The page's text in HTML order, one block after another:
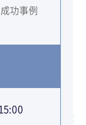
功事例